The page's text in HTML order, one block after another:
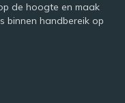
de hoogte en maak
binnen handbereik op